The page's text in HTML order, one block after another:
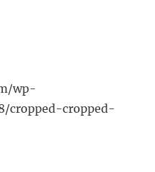
wp-
cropped-cropped-